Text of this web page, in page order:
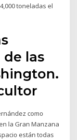
toneladas el
de las
como
la Gran Manzana
están todas